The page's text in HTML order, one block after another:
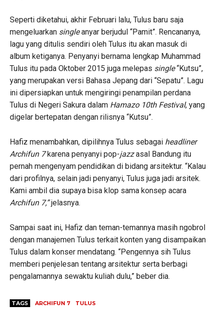
Seperti diketahui, akhir Februari lalu, Tulus baru saja
mengeluarkan singleanyar berjudul “Pamit”. Rencananya,
lagu yang ditulis sendiri oleh Tulus itu akan masuk di
album ketiganya. Penyanyi bernama lengkap Muhammad
Tulus itu pada Oktober 2015 juga melepas single“Kutsu”,
yang merupakan versi Bahasa Jepang dari “Sepatu”. Lagu
ini dipersiapkan untuk mengiringi penampilan perdana
Tulus di Negeri Sakura dalam Hamazo 10th Festival, yang
digelar bertepatan dengan rilisnya “Kutsu”.
Hafiz menambahkan, dipilihnya Tulus sebagai headliner
Archifun 7karena penyanyi pop-jazzasal Bandung itu
pernah mengenyam pendidikan di bidang arsitektur. “Kalau
dari profilnya, selain jadi penyanyi, Tulus juga jadi arsitek.
Kami ambil dia supaya bisa klop sama konsep acara
Archifun 7,”jelasnya.
Sampai saat ini, Hafiz dan teman-temannya masih ngobrol
dengan manajemen Tulus terkait konten yang disampaikan
Tulus dalam konser mendatang. “Pengennya sih Tulus
memberi penjelesan tentang arsitektur serta berbagi
pengalamannya sewaktu kuliah dulu,” beber dia.
TAGS ARCHIFUN 7 TULUS